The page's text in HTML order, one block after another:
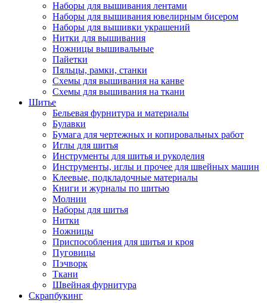
Наборы для вышивания лентами
Наборы для вышивания ювелирным бисером
Наборы для вышивки украшений
Нитки для вышивания
Ножницы вышивальные
Пайетки
Пяльцы, рамки, станки
Схемы для вышивания на канве
Схемы для вышивания на ткани
Шитье
Бельевая фурнитура и материалы
Булавки
Бумага для чертежных и копировальных работ
Иглы для шитья
Инструменты для шитья и рукоделия
Инструменты, иглы и прочее для швейных машин
Клеевые, подкладочные материалы
Книги и журналы по шитью
Молнии
Наборы для шитья
Нитки
Ножницы
Приспособления для шитья и кроя
Пуговицы
Пэчворк
Ткани
Швейная фурнитура
Скрапбукинг